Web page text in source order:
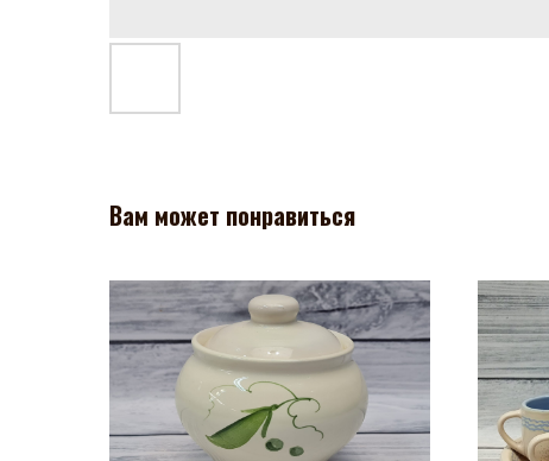
Вам может понравиться